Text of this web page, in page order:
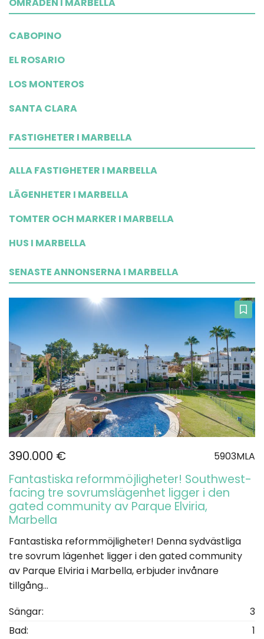
OMRÅDEN I MARBELLA
CABOPINO
EL ROSARIO
LOS MONTEROS
SANTA CLARA
FASTIGHETER I MARBELLA
ALLA FASTIGHETER I MARBELLA
LÄGENHETER I MARBELLA
TOMTER OCH MARKER I MARBELLA
HUS I MARBELLA
SENASTE ANNONSERNA I MARBELLA
390.000 € 5903MLA
Fantastiska reformmöjligheter! Southwest-
facing tre sovrumslägenhet ligger i den
gated community av Parque Elviria,
Marbella
Fantastiska reformmöjligheter! Denna sydvästliga
tre sovrum lägenhet ligger i den gated community
av Parque Elviria i Marbella, erbjuder invånare
tillgång...
Sängar:
3
Bad:
1